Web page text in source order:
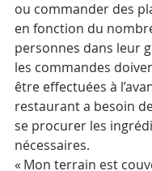
ou commander des
en fonction du
personnes dans leur
les commandes
être effectuées à
restaurant a besoin
se procurer les
nécessaires.
« Mon terrain est